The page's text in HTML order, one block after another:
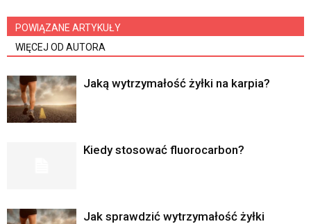
POWIĄZANE ARTYKUŁY
WIĘCEJ OD AUTORA
Jaką wytrzymałość żyłki na karpia?
Kiedy stosować fluorocarbon?
Jak sprawdzić wytrzymałość żyłki